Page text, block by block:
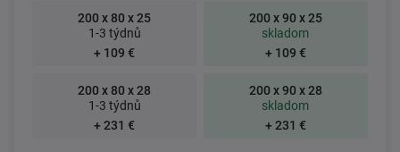
200 x 80 x 25
1-3 týdnů
+ 109 €
200 x 90 x 25
skladom
+ 109 €
200 x 80 x 28
1-3 týdnů
+ 231 €
200 x 90 x 28
skladom
+ 231 €